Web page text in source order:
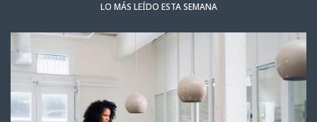
LO MÁS LEÍDO ESTA SEMANA